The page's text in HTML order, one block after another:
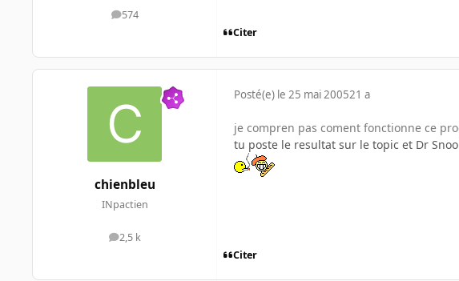
574
messages
Citer
chienbleu
INpactien
2,5 k
messages
Posté(e) le 25 mai 200521 a
je compren pas coment fonctionne ce
tu poste le resultat sur le topic et Dr
Citer